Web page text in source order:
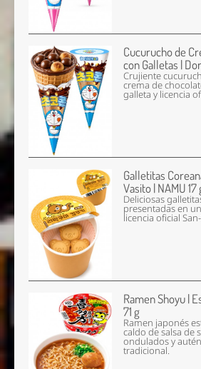
Cucurucho de
con Galletas |
Crujiente
crema de
galleta y licencia
Galletitas
Vasito | NAMU 17
Deliciosas
presentadas en
licencia oficial
Ramen Shoyu |
71 g
Ramen japonés
caldo de salsa de
ondulados y
tradicional.